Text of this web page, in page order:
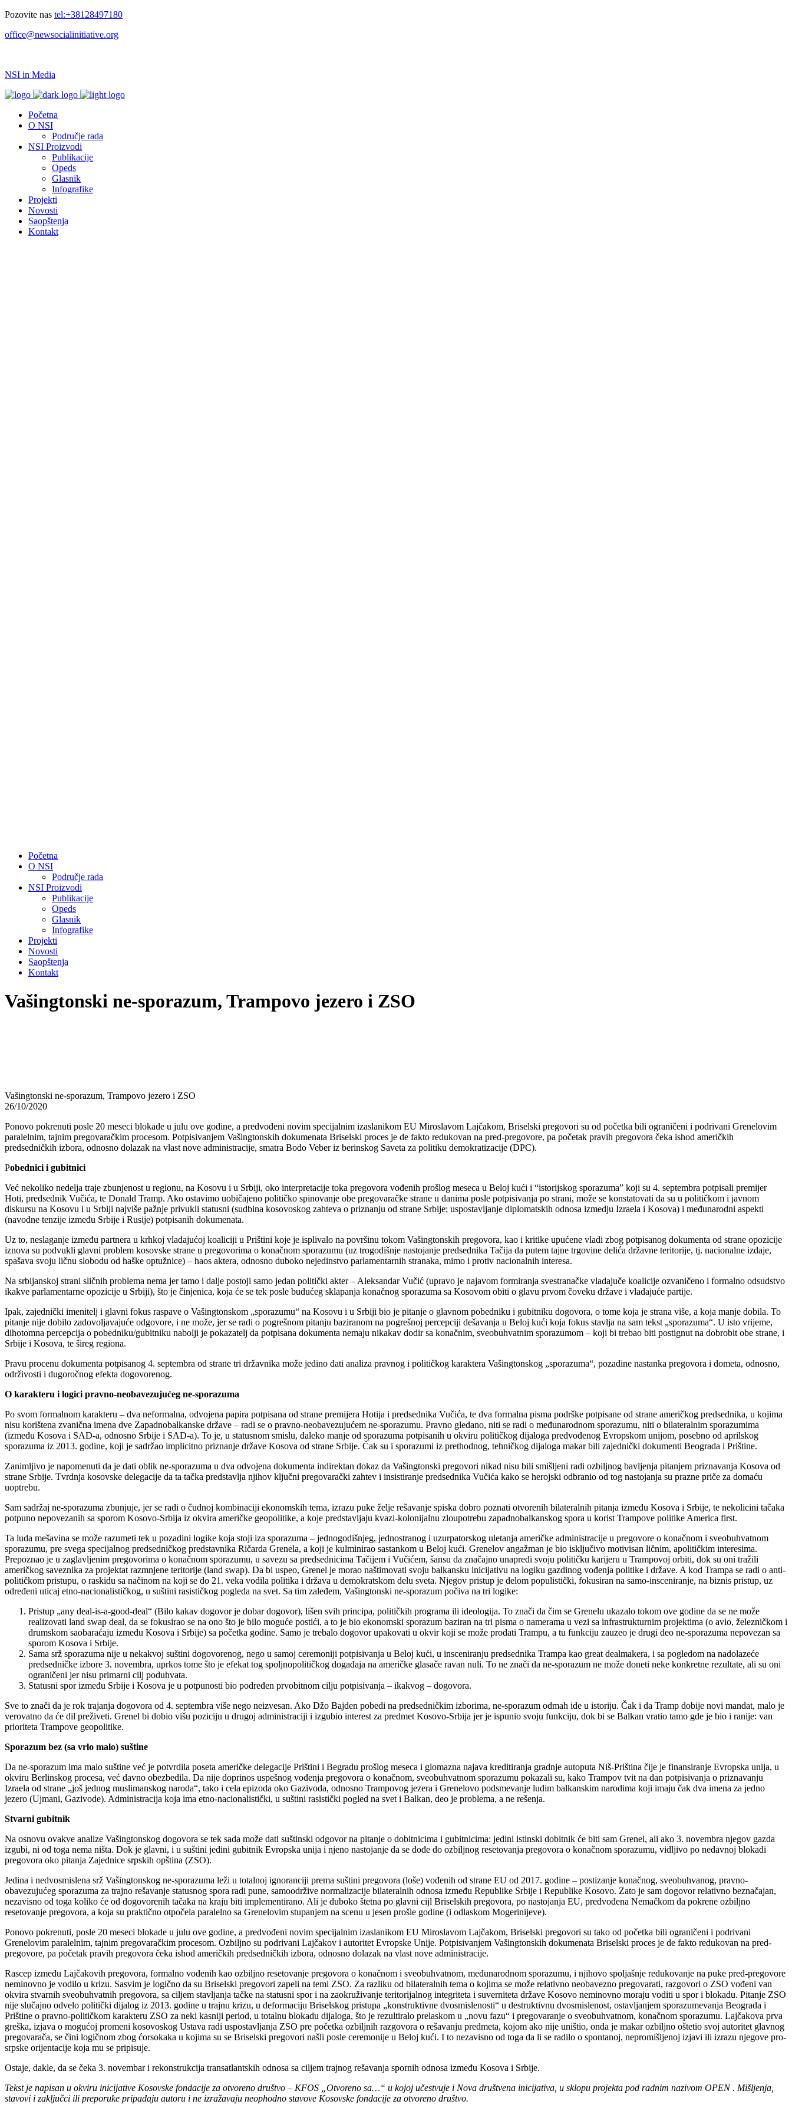
Pozovite nas tel:+38128497180
office@newsocialinitiative.org
NSI in Media
Početna
O NSI
Područje rada
NSI Proizvodi
Publikacije
Opeds
Glasnik
Infografike
Projekti
Novosti
Saopštenja
Kontakt
Početna
O NSI
Područje rada
NSI Proizvodi
Publikacije
Opeds
Glasnik
Infografike
Projekti
Novosti
Saopštenja
Kontakt
Vašingtonski ne-sporazum, Trampovo jezero i ZSO
Vašingtonski ne-sporazum, Trampovo jezero i ZSO
26/10/2020
Ponovo pokrenuti posle 20 meseci blokade u julu ove godine, a predvođeni novim specijalnim izaslanikom EU Miroslavom Lajčakom, Briselski pregovori su od početka bili ograničeni i podrivani Grenelovim
paralelnim, tajnim pregovaračkim procesom. Potpisivanjem Vašingtonskih dokumenata Briselski proces je de fakto redukovan na pred-pregovore, pa početak pravih pregovora čeka ishod američkih
predsedničkih izbora, odnosno dolazak na vlast nove administracije, smatra Bodo Veber iz berinskog Saveta za politiku demokratizacije (DPC).
Pobednici i gubitnici
Već nekoliko nedelja traje zbunjenost u regionu, na Kosovu i u Srbiji, oko interpretacije toka pregovora vođenih prošlog meseca u Beloj kući i “istorijskog sporazuma” koji su 4. septembra potpisali premijer
Hoti, predsednik Vučića, te Donald Tramp. Ako ostavimo uobičajeno političko spinovanje obe pregovaračke strane u danima posle potpisivanja po strani, može se konstatovati da su u političkom i javnom
diskursu na Kosovu i u Srbiji najviše pažnje privukli statusni (sudbina kosovoskog zahteva o priznanju od strane Srbije; uspostavljanje diplomatskih odnosa izmedju Izraela i Kosova) i međunarodni aspekti
(navodne tenzije između Srbije i Rusije) potpisanih dokumenata.
Uz to, neslaganje između partnera u krhkoj vladajućoj koaliciji u Prištini koje je isplivalo na površinu tokom Vašingtonskih pregovora, kao i kritike upućene vladi zbog potpisanog dokumenta od strane opozicije
iznova su podvukli glavni problem kosovske strane u pregovorima o konačnom sporazumu (uz trogodišnje nastojanje predsednika Tačija da putem tajne trgovine delića državne teritorije, tj. nacionalne izdaje,
spašava svoju ličnu slobodu od haške optužnice) – haos aktera, odnosno duboko nejedinstvo parlamentarnih stranaka, mimo i protiv nacionalnih interesa.
Na srbijanskoj strani sličnih problema nema jer tamo i dalje postoji samo jedan politički akter – Aleksandar Vučić (upravo je najavom formiranja svestranačke vladajuče koalicije ozvaničeno i formalno odsudstvo
ikakve parlamentarne opozicije u Srbiji), što je činjenica, koja će se tek posle budućeg sklapanja konačnog sporazuma sa Kosovom obiti o glavu prvom čoveku države i vladajuće partije.
Ipak, zajednički imenitelj i glavni fokus raspave o Vašingtonskom „sporazumu“ na Kosovu i u Srbiji bio je pitanje o glavnom pobedniku i gubitniku dogovora, o tome koja je strana više, a koja manje dobila. To
pitanje nije dobilo zadovoljavajuće odgovore, i ne može, jer se radi o pogrešnom pitanju baziranom na pogrešnoj percepciji dešavanja u Beloj kući koja fokus stavlja na sam tekst „sporazuma“. U isto vrijeme,
dihotomna percepcija o pobedniku/gubitniku nabolji je pokazatelj da potpisana dokumenta nemaju nikakav dodir sa konačnim, sveobuhvatnim sporazumom – koji bi trebao biti postignut na dobrobit obe strane, i
Srbije i Kosova, te šireg regiona.
Pravu procenu dokumenta potpisanog 4. septembra od strane tri državnika može jedino dati analiza pravnog i političkog karaktera Vašingtonskog „sporazuma“, pozadine nastanka pregovora i dometa, odnosno,
održivosti i dugoročnog efekta dogovorenog.
O karakteru i logici pravno-neobavezujućeg ne-sporazuma
Po svom formalnom karakteru – dva neformalna, odvojena papira potpisana od strane premijera Hotija i predsednika Vučića, te dva formalna pisma podrške potpisane od strane američkog predsednika, u kojima
nisu korištena zvanična imena dve Zapadnobalkanske države – radi se o pravno-neobavezujućem ne-sporazumu. Pravno gledano, niti se radi o međunarodnom sporazumu, niti o bilateralnim sporazumima
(između Kosova i SAD-a, odnosno Srbije i SAD-a). To je, u statusnom smislu, daleko manje od sporazuma potpisanih u okviru političkog dijaloga predvođenog Evropskom unijom, posebno od aprilskog
sporazuma iz 2013. godine, koji je sadržao implicitno priznanje države Kosova od strane Srbije. Čak su i sporazumi iz prethodnog, tehničkog dijaloga makar bili zajednički dokumenti Beograda i Prištine.
Zanimljivo je napomenuti da je dati oblik ne-sporazuma u dva odvojena dokumenta indirektan dokaz da Vašingtonski pregovori nikad nisu bili smišljeni radi ozbiljnog bavljenja pitanjem priznavanja Kosova od
strane Srbije. Tvrdnja kosovske delegacije da ta tačka predstavlja njihov ključni pregovarački zahtev i insistiranje predsednika Vučića kako se herojski odbranio od tog nastojanja su prazne priče za domaću
uoptrebu.
Sam sadržaj ne-sporazuma zbunjuje, jer se radi o čudnoj kombinaciji ekonomskih tema, izrazu puke želje rešavanje spiska dobro poznati otvorenih bilateralnih pitanja između Kosova i Srbije, te nekolicini tačaka
potpuno nepovezanih sa sporom Kosovo-Srbija iz okvira američke geopolitike, a koje predstavljaju kvazi-kolonijalnu zloupotrebu zapadnobalkanskog spora u korist Trampove politike America first.
Ta luda mešavina se može razumeti tek u pozadini logike koja stoji iza sporazuma – jednogodišnjeg, jednostranog i uzurpatorskog uletanja američke administracije u pregovore o konačnom i sveobuhvatnom
sporazumu, pre svega specijalnog predsedničkog predstavnika Ričarda Grenela, a koji je kulminirao sastankom u Beloj kući. Grenelov angažman je bio isključivo motivisan ličnim, apolitičkim interesima.
Prepoznao je u zaglavljenim pregovorima o konačnom sporazumu, u savezu sa predsednicima Tačijem i Vučićem, šansu da značajno unapredi svoju političku karijeru u Trampovoj orbiti, dok su oni tražili
američkog saveznika za projektat razmnjene teritorije (land swap). Da bi uspeo, Grenel je morao naštimovati svoju balkansku inicijativu na logiku gazdinog vođenja politike i države. A kod Trampa se radi o anti-
političkom pristupu, o raskidu sa načinom na koji se do 21. veka vodila politika i država u demokratskom delu sveta. Njegov pristup je delom populistički, fokusiran na samo-insceniranje, na biznis pristup, uz
određeni uticaj etno-nacionalističkog, u suštini rasističkog pogleda na svet. Sa tim zaleđem, Vašingtonski ne-sporazum počiva na tri logike:
Pristup „any deal-is-a-good-deal“ (Bilo kakav dogovor je dobar dogovor), lišen svih principa, političkih programa ili ideologija. To znači da čim se Grenelu ukazalo tokom ove godine da se ne može
realizovati land swap deal, da se fokusirao se na ono što je bilo moguće postići, a to je bio ekonomski sporazum baziran na tri pisma o namerama u vezi sa infrastrukturnim projektima (o avio, železničkom i
drumskom saobaraćaju između Kosova i Srbije) sa početka godine. Samo je trebalo dogovor upakovati u okvir koji se može prodati Trampu, a tu funkciju zauzeo je drugi deo ne-sporazuma nepovezan sa
sporom Kosova i Srbije.
Sama srž sporazuma nije u nekakvoj suštini dogovorenog, nego u samoj ceremoniji potpisivanja u Beloj kući, u insceniranju predsednika Trampa kao great dealmakera, i sa pogledom na nadolazeće
predsedničke izbore 3. novembra, uprkos tome što je efekat tog spoljnopolitičkog događaja na američke glasače ravan nuli. To ne znači da ne-sporazum ne može doneti neke konkretne rezultate, ali su oni
ograničeni jer nisu primarni cilj poduhvata.
Statusni spor između Srbije i Kosova je u potpunosti bio podređen prvobitnom cilju potpisivanja – ikakvog – dogovora.
Sve to znači da je rok trajanja dogovora od 4. septembra više nego neizvesan. Ako Džo Bajden pobedi na predsedničkim izborima, ne-sporazum odmah ide u istoriju. Čak i da Tramp dobije novi mandat, malo je
verovatno da će dil preživeti. Grenel bi dobio višu poziciju u drugoj administraciji i izgubio interest za predmet Kosovo-Srbija jer je ispunio svoju funkciju, dok bi se Balkan vratio tamo gde je bio i ranije: van
prioriteta Trampove geopolitike.
Sporazum bez (sa vrlo malo) suštine
Da ne-sporazum ima malo suštine već je potvrdila poseta američke delegacije Prištini i Begradu prošlog meseca i glomazna najava kreditiranja gradnje autoputa Niš-Priština čije je finansiranje Evropska unija, u
okviru Berlinskog procesa, već davno obezbedila. Da nije doprinos uspešnog vođenja pregovora o konačnom, sveobuhvatnom sporazumu pokazali su, kako Trampov tvit na dan potpisivanja o priznavanju
Izraela od strane „još jednog muslimanskog naroda“, tako i cela epizoda oko Gazivoda, odnosno Trampovog jezera i Grenelovo podsmevanje ludim balkanskim narodima koji imaju čak dva imena za jedno
jezero (Ujmani, Gazivode). Administracija koja ima etno-nacionalistički, u suštini rasistički pogled na svet i Balkan, deo je problema, a ne rešenja.
Stvarni gubitnik
Na osnovu ovakve analize Vašingtonskog dogovora se tek sada može dati suštinski odgovor na pitanje o dobitnicima i gubitnicima: jedini istinski dobitnik će biti sam Grenel, ali ako 3. novembra njegov gazda
izgubi, ni od toga nema ništa. Dok je glavni, i u suštini jedini gubitnik Evropska unija i njeno nastojanje da se dođe do ozbiljnog resetovanja pregovora o konačnom sporazumu, vidljivo po nedavnoj blokadi
pregovora oko pitanja Zajednice srpskih opština (ZSO).
Jedina i nedvosmislena srž Vašingtonskog ne-sporazuma leži u totalnoj ignoranciji prema suštini pregovora (loše) vođenih od strane EU od 2017. godine – postizanje konačnog, sveobuhvanog, pravno-
obavezujućeg sporazuma za trajno rešavanje statusnog spora radi pune, samoodržive normalizacije bilateralnih odnosa između Republike Srbije i Republike Kosovo. Zato je sam dogovor relativno beznačajan,
nezavisno od toga koliko će od dogovorenih tačaka na kraju biti implementirano. Ali je duboko štetna po glavni cijl Briselskih pregovora, po nastojanja EU, predvođena Nemačkom da pokrene ozbiljno
resetovanje pregovora, a koja su praktično otpočela paralelno sa Grenelovim stupanjem na scenu u jesen prošle godine (i odlaskom Mogerinijeve).
Ponovo pokrenuti, posle 20 meseci blokade u julu ove godine, a predvođeni novim specijalnim izaslanikom EU Miroslavom Lajčakom, Briselski pregovori su tako od početka bili ograničeni i podrivani
Grenelovim paralelnim, tajnim pregovaračkim procesom. Ozbiljno su podrivani Lajčakov i autoritet Evropske Unije. Potpisivanjem Vašingtonskih dokumenata Briselski proces je de fakto redukovan na pred-
pregovore, pa početak pravih pregovora čeka ishod američkih predsedničkih izbora, odnosno dolazak na vlast nove administracije.
Rascep između Lajčakovih pregovora, formalno vođenih kao ozbiljno resetovanje pregovora o konačnom i sveobuhvatnom, međunarodnom sporazumu, i njihovo spoljašnje redukovanje na puke pred-pregovore
neminovno je vodilo u krizu. Sasvim je logično da su Briselski pregovori zapeli na temi ZSO. Za razliku od bilateralnih tema o kojima se može relativno neobavezno pregovarati, razgovori o ZSO vođeni van
okvira stvarnih sveobuhvatnih pregovora, sa ciljem stavljanja tačke na statusni spor i na zaokruživanje teritorijalnog integriteta i suverniteta države Kosovo neminovno moraju voditi u spor i blokadu. Pitanje ZSO
nije slučajno odvelo politički dijalog iz 2013. godine u trajnu krizu, u deformaciju Briselskog pristupa „konstruktivne dvosmislenosti“ u destruktivnu dvosmislenost, ostavljanjem sporazumevanja Beograda i
Prištine o pravno-političkom karakteru ZSO za neki kasniji period, u totalnu blokadu dijaloga, što je rezultiralo prelaskom u „novu fazu“ i pregovaranje o sveobuhvatnom, konačnom sporazumu. Lajčakova prva
greška, izjava o mogućoj promeni kosovoskog Ustava radi uspostavljanja ZSO pre početka ozbiljnih razgovora o rešavanju predmeta, kojom ako nije uništio, onda je makar ozbiljno oštetio svoj autoritet glavnog
pregovarača, se čini logičnom zbog ćorsokaka u kojima su se Briselski pregovori našli posle ceremonije u Beloj kući. I to nezavisno od toga da li se radilo o spontanoj, nepromišljenoj izjavi ili izrazu njegove pro-
srpske orijentacije koja mu se pripisuje.
Ostaje, dakle, da se čeka 3. novembar i rekonstrukcija transatlantskih odnosa sa ciljem trajnog rešavanja spornih odnosa između Kosova i Srbije.
Tekst je napisan u okviru inicijative Kosovske fondacije za otvoreno društvo – KFOS „Otvoreno sa…“ u kojoj učestvuje i Nova društvena inicijativa, u sklopu projekta pod radnim nazivom OPEN . Mišljenja,
stavovi i zaključci ili preporuke pripadaju autoru i ne izražavaju neophodno stavove Kosovske fondacije za otvoreno društvo.